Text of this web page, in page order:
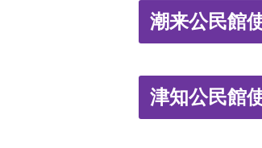
潮来公民館
津知公民館